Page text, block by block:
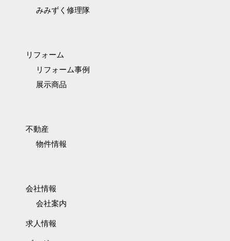
みみずく修理隊
リフォーム
リフォーム事例
展示商品
不動産
物件情報
会社情報
会社案内
求人情報